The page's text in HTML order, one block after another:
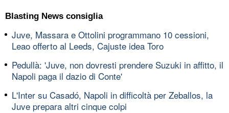
Blasting News consiglia
Juve, Massara e Ottolini programmano 10 cessioni,
Leao offerto al Leeds, Cajuste idea Toro
Pedullà: 'Juve, non dovresti prendere Suzuki in affitto, il
Napoli paga il dazio di Conte'
L'Inter su Casadó, Napoli in difficoltà per Zeballos, la
Juve prepara altri cinque colpi